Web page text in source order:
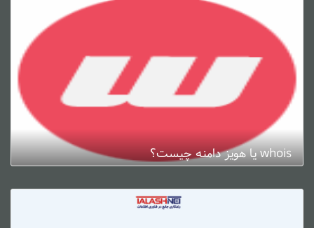
whois یا هویز دامنه چیست؟